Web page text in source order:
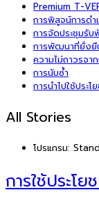
Premium T-
การพิสูจน์การดำ
การจัดประชุมรั
การพัฒนาที่ยั่งยื
ความไม่ถาวรจา
การนับซ้ำ
การนำไปใช้ประ
All Stories
โปรแกรม:
การใช้ประโ